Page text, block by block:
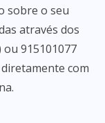
sobre o seu
através dos
ou 915101077
com